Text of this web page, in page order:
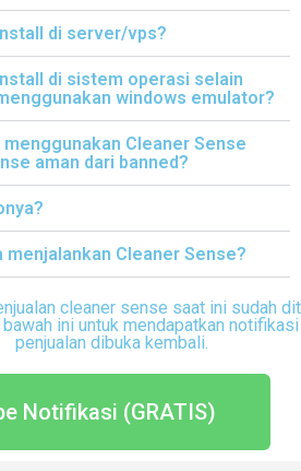
di server/vps?
di sistem operasi selain
windows emulator?
Cleaner Sense
aman dari banned?
menjalankan Cleaner Sense?
cleaner sense saat ini sudah
ini untuk mendapatkan
penjualan dibuka kembali.
Notifikasi (GRATIS)